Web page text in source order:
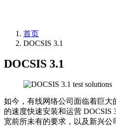
首页
DOCSIS 3.1
DOCSIS 3.1
如今，有线网络公司面临着巨
的速度快速安装和运营 DOCSIS
宽前所未有的要求，以及新兴公